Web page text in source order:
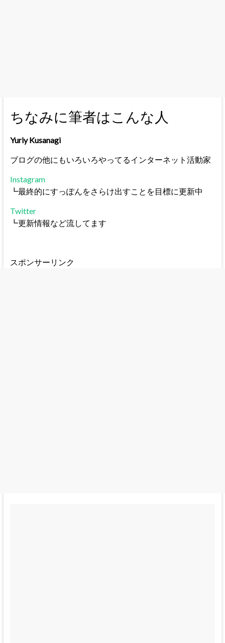
ちなみに筆者はこんな人
Yuriy Kusanagi
ブログの他にもいろいろやってるインターネット活動家
Instagram
┗最終的にすっぽんをさらけ出すことを目標に更新中
Twitter
┗更新情報など流してます
スポンサーリンク